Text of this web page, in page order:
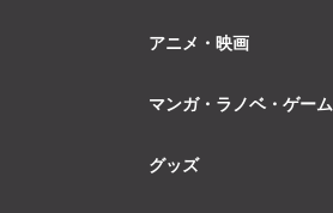
アニメ・映画
マンガ・ラノベ・ゲーム
グッズ